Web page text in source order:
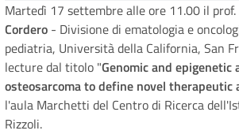
Martedì 17 settembre alle ore 11.00 il prof.
Cordero - Divisione di ematologia e
pediatria, Università della California, San
lecture dal titolo "Genomic and epigenetic
osteosarcoma to define novel therapeutic
l'aula Marchetti del Centro di Ricerca
Rizzoli.